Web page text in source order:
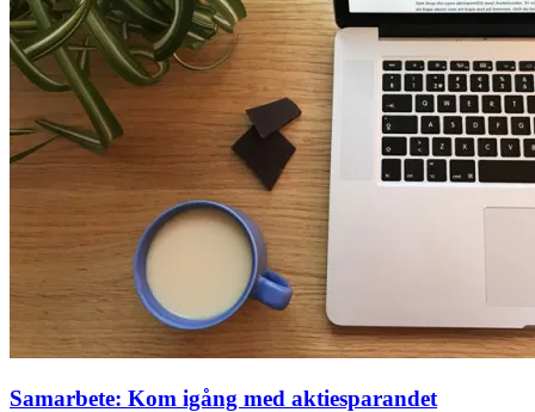
Samarbete: Kom igång med aktiesparandet